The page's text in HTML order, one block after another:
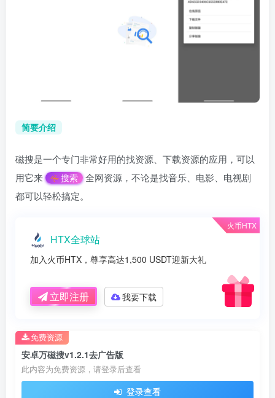
简要介绍
磁搜是一个专门非常好用的找资源、下载资源的应用，可以
用它来
搜索
全网资源，不论是找音乐、电影、电视剧
都可以轻松搞定。
火币HTX
HTX全球站
加入火币HTX，尊享高达1,500 USDT迎新大礼
立即注册 我要下载
安卓万磁搜v1.2.1去广告版
此内容为免费资源，请登录后查看
登录查看
免费资源